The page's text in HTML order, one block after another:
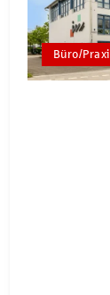
Büro/